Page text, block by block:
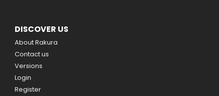
DISCOVER US
About Rakura
Contact us
Versions
Login
Register